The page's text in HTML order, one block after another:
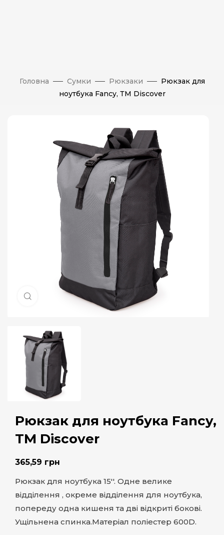
Головна Сумки Рюкзаки
Рюкзак для
ноутбука Fancy, ТМ Discover
Натисніть, щоб збільшити
Рюкзак для ноутбука Fancy,
ТМ Discover
365,59 грн
Рюкзак для ноутбука 15''. Одне велике
відділення , окреме відділення для ноутбука,
попереду одна кишеня та дві відкриті бокові.
Ущільнена спинка.Матеріал поліестер 600D.